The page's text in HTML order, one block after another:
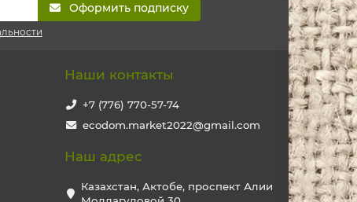
Оформить подписку
Наши контакты
+7 (776) 770-57-74
ecodom.market2022@gmail.com
Наш адрес
Казахстан, Актобе, проспект Алии